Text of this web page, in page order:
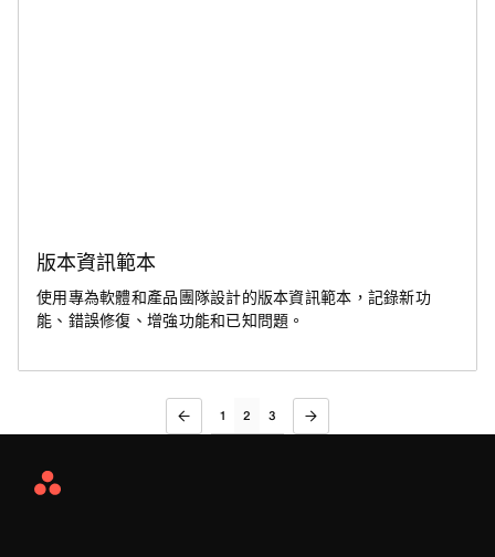
版本資訊範本
使用專為軟體和產品團隊設計的版本資訊範本，記錄新功
能、錯誤修復、增強功能和已知問題。
1 2 3
Asana